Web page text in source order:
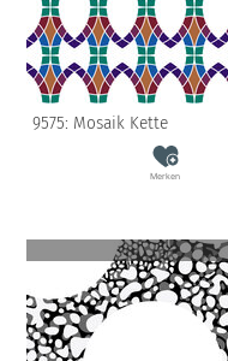
9575: Mosaik Kette
Merken